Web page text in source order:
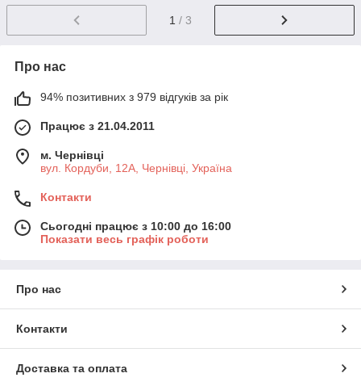
1 / 3
Про нас
94% позитивних з 979 відгуків за рік
Працює з 21.04.2011
м. Чернівці
вул. Кордуби, 12А, Чернівці, Україна
Контакти
Сьогодні працює з 10:00 до 16:00
Показати весь графік роботи
Про нас
Контакти
Доставка та оплата